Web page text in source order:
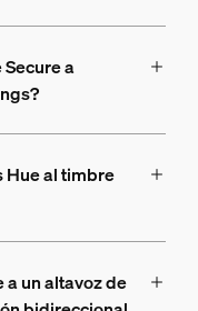
a
Hue al timbre
un altavoz de